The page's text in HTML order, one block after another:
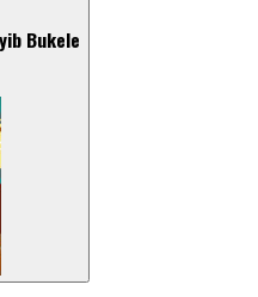
Bukele